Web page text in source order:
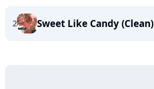
2 Sweet Like Candy (Clean)